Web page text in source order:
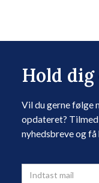
Hold
Vil du gerne følge
opdateret?
nyhedsbreve og